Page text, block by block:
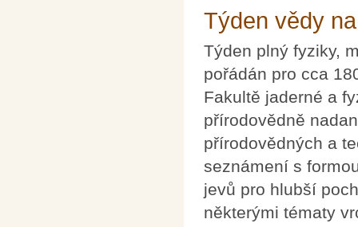
Týden vědy
Týden plný fyziky,
pořádán pro cca
Fakultě jaderné a
přírodovědně
přírodovědných a
seznámení s
jevů pro hlubší
některými tématy